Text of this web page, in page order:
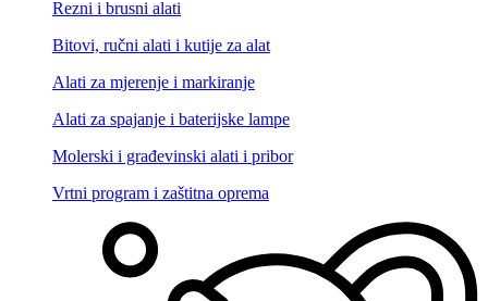
Rezni i brusni alati
Bitovi, ručni alati i kutije za alat
Alati za mjerenje i markiranje
Alati za spajanje i baterijske lampe
Molerski i građevinski alati i pribor
Vrtni program i zaštitna oprema